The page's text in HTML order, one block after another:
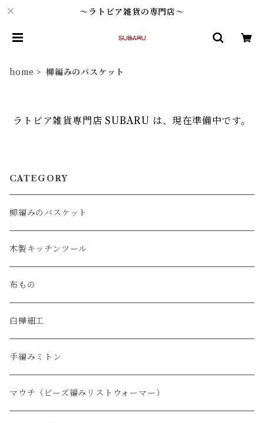
～ラトビア雑貨の専門店～
home 柳編みのバスケット
ラトビア雑貨専門店 SUBARU は、現在準備中です。
CATEGORY
柳編みのバスケット
木製キッチンツール
布もの
白樺細工
手編みミトン
マウチ（ビーズ編みリストウォーマー）